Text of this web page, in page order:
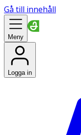
Gå till innehåll
Meny
Logga in